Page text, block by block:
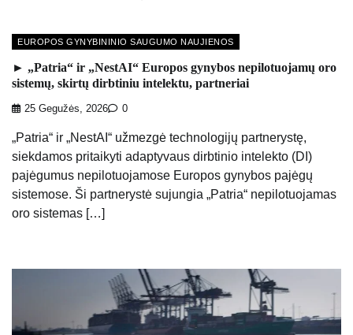
EUROPOS GYNYBININIO SAUGUMO NAUJIENOS
► „Patria“ ir „NestAI“ Europos gynybos nepilotuojamų oro
sistemų, skirtų dirbtiniu intelektu, partneriai
25 Gegužės, 2026 0
„Patria“ ir „NestAI“ užmezgė technologijų partnerystę,
siekdamos pritaikyti adaptyvaus dirbtinio intelekto (DI)
pajėgumus nepilotuojamose Europos gynybos pajėgų
sistemose. Ši partnerystė sujungia „Patria“ nepilotuojamas
oro sistemas […]